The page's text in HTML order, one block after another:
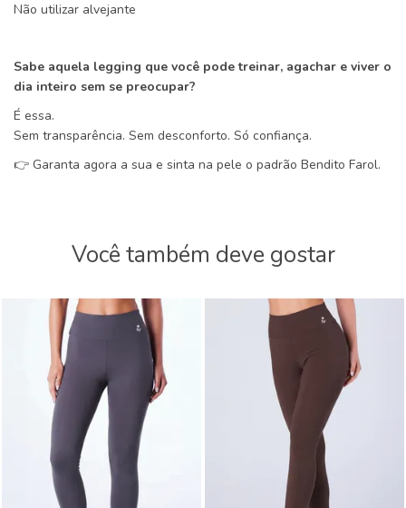
Não utilizar alvejante
Sabe aquela legging que você pode treinar, agachar e viver o
dia inteiro sem se preocupar?
É essa.
Sem transparência. Sem desconforto. Só confiança.
👉 Garanta agora a sua e sinta na pele o padrão Bendito Farol.
Você também deve gostar